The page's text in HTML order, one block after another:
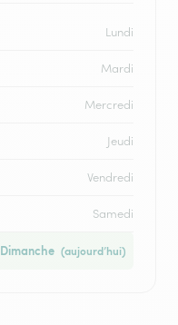
Lundi
Mardi
Mercredi
Jeudi
Vendredi
Samedi
Dimanche (aujourd’hui)